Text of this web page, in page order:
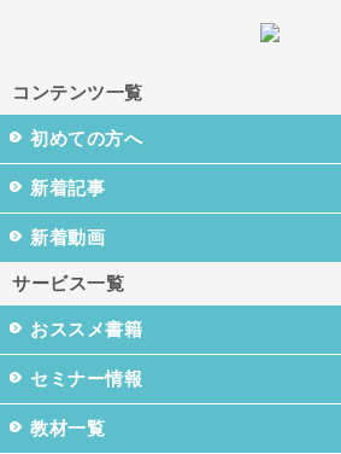
コンテンツ一覧
初めての方へ
新着記事
新着動画
サービス一覧
おススメ書籍
セミナー情報
教材一覧